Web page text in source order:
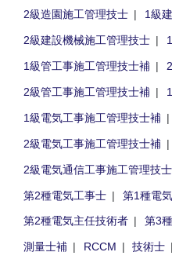
2級造園施工管理技士
1級
2級建設機械施工管理技士
1級管工事施工管理技士補
2級管工事施工管理技士補
1級電気工事施工管理技士補
2級電気工事施工管理技士補
2級電気通信工事施工管理技士
第2種電気工事士
第1種電
第2種電気主任技術者
第3
測量士補
RCCM 技術士